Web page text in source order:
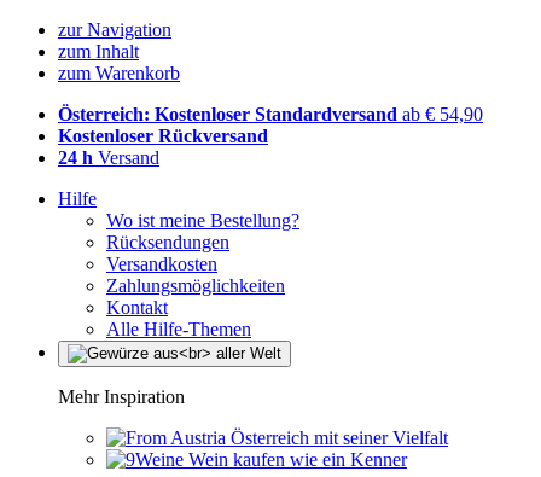
zur Navigation
zum Inhalt
zum Warenkorb
Österreich: Kostenloser Standardversand ab € 54,90
Kostenloser Rückversand
24 h Versand
Hilfe
Wo ist meine Bestellung?
Rücksendungen
Versandkosten
Zahlungsmöglichkeiten
Kontakt
Alle Hilfe-Themen
Mehr Inspiration
Österreich mit seiner Vielfalt
Wein kaufen wie ein Kenner